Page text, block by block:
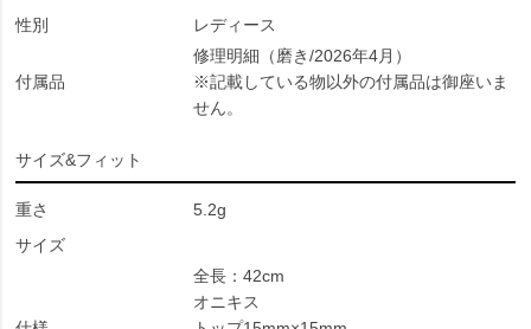
性別
レディース
付属品
修理明細（磨き/2026年4月）
※記載している物以外の付属品は御座いま
せん。
サイズ&フィット
重さ
5.2g
サイズ
全長：42cm
オニキス